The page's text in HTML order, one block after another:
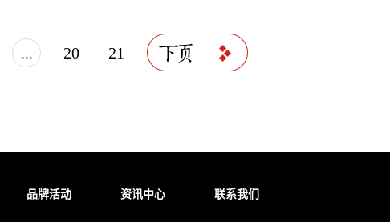
... 20 21
品牌活动 资讯中心 联系我们